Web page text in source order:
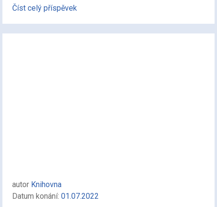
Číst celý příspěvek
autor Knihovna
Datum konání: 01.07.2022